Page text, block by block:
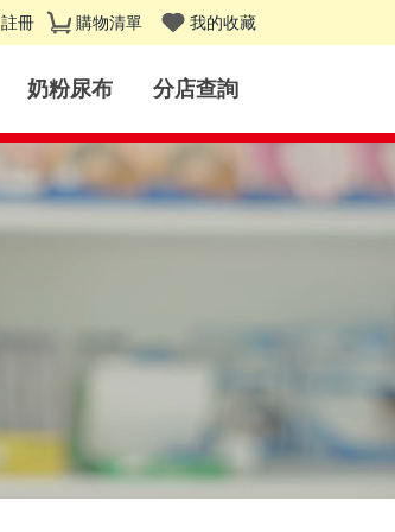
註冊 購物清單 我的收藏
奶粉尿布 分店查詢